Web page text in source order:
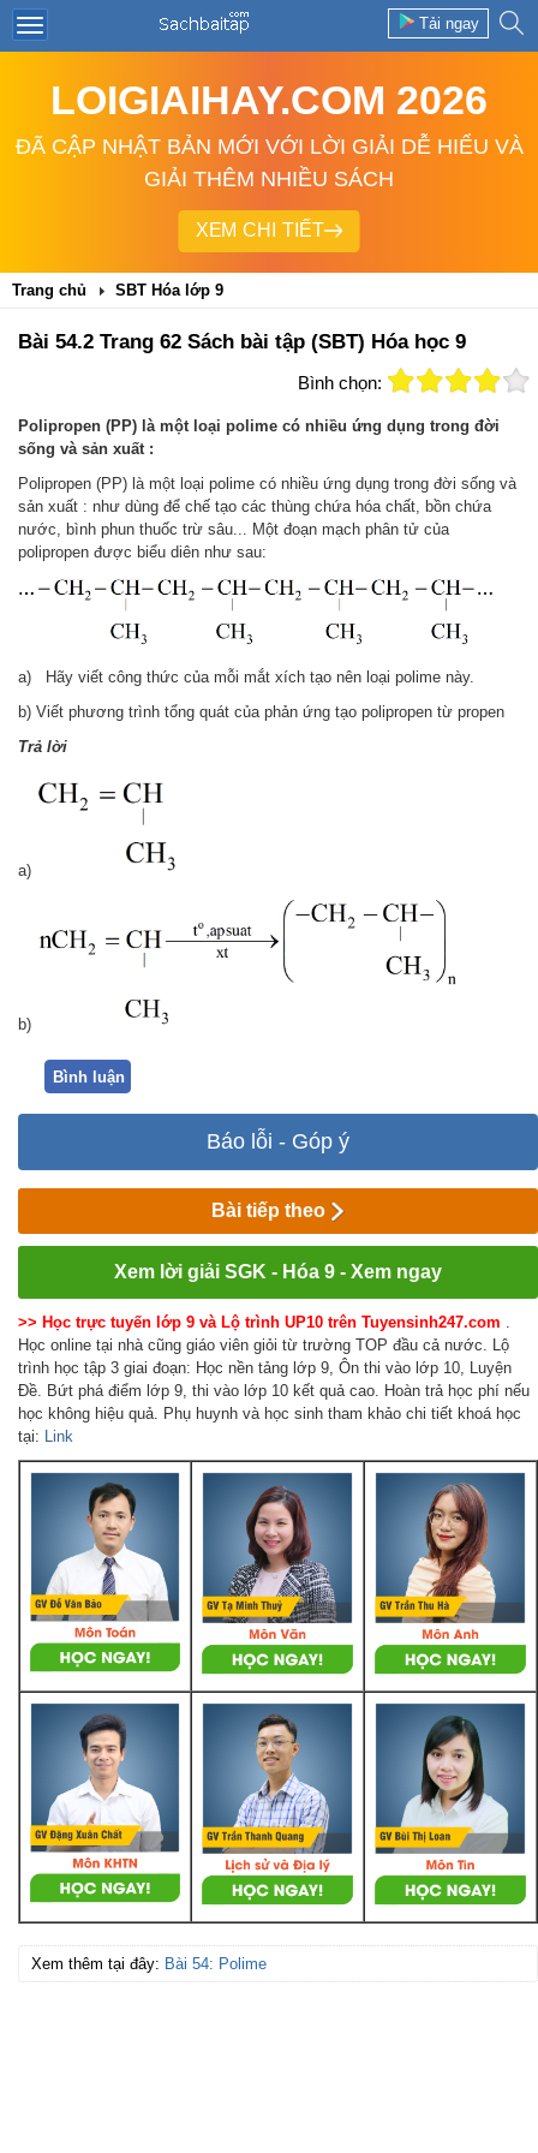
Tải ngay
LOIGIAIHAY.COM 2026
ĐÃ CẬP NHẬT BẢN MỚI VỚI LỜI GIẢI DỄ HIỂU VÀ
GIẢI THÊM NHIỀU SÁCH
XEM CHI TIẾT
Trang chủ SBT Hóa lớp 9
Bài 54.2 Trang 62 Sách bài tập (SBT) Hóa học 9
Bình chọn:
Polipropen (PP) là một loại polime có nhiều ứng dụng trong đời
sống và sản xuất :
Polipropen (PP) là một loại polime có nhiều ứng dụng trong đời sống và
sản xuất : như dùng để chế tạo các thùng chứa hóa chất, bồn chứa
nước, bình phun thuốc trừ sâu... Một đoạn mạch phân tử của
polipropen được biểu diên như sau:
a) Hãy viết công thức của mỗi mắt xích tạo nên loại polime này.
b) Viết phương trình tổng quát của phản ứng tạo polipropen từ propen
Trả lời
a)
b)
Bình luận
Báo lỗi - Góp ý
Bài tiếp theo
Xem lời giải SGK - Hóa 9 - Xem ngay
>> Học trực tuyến lớp 9 và Lộ trình UP10 trên Tuyensinh247.com .
Học online tại nhà cũng giáo viên giỏi từ trường TOP đầu cả nước. Lộ
trình học tập 3 giai đoạn: Học nền tảng lớp 9, Ôn thi vào lớp 10, Luyện
Đề. Bứt phá điểm lớp 9, thi vào lớp 10 kết quả cao. Hoàn trả học phí nếu
học không hiệu quả. Phụ huynh và học sinh tham khảo chi tiết khoá học
tại: Link
Xem thêm tại đây: Bài 54: Polime